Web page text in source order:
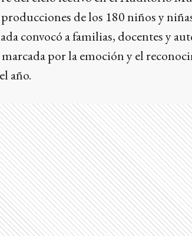
de los 180 niños y
convocó a familias, docentes y
por la emoción y el
año.